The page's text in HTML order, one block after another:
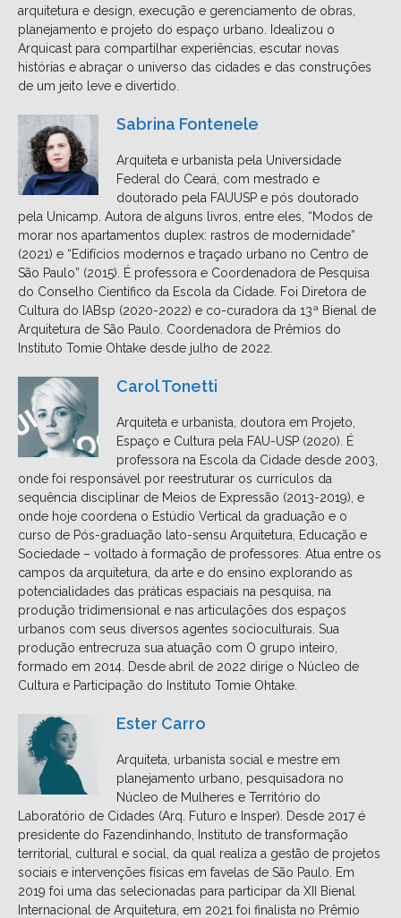
arquitetura e design, execução e gerenciamento de obras,
planejamento e projeto do espaço urbano. Idealizou o
Arquicast para compartilhar experiências, escutar novas
histórias e abraçar o universo das cidades e das construções
de um jeito leve e divertido.
Sabrina Fontenele
Arquiteta e urbanista pela Universidade
Federal do Ceará, com mestrado e
doutorado pela FAUUSP e pós doutorado
pela Unicamp. Autora de alguns livros, entre eles, “Modos de
morar nos apartamentos duplex: rastros de modernidade”
(2021) e “Edifícios modernos e traçado urbano no Centro de
São Paulo” (2015). É professora e Coordenadora de Pesquisa
do Conselho Científico da Escola da Cidade. Foi Diretora de
Cultura do IABsp (2020-2022) e co-curadora da 13ª Bienal de
Arquitetura de São Paulo. Coordenadora de Prêmios do
Instituto Tomie Ohtake desde julho de 2022.
Carol Tonetti
Arquiteta e urbanista, doutora em Projeto,
Espaço e Cultura pela FAU-USP (2020). É
professora na Escola da Cidade desde 2003,
onde foi responsável por reestruturar os currículos da
sequência disciplinar de Meios de Expressão (2013-2019), e
onde hoje coordena o Estúdio Vertical da graduação e o
curso de Pós-graduação lato-sensu Arquitetura, Educação e
Sociedade – voltado à formação de professores. Atua entre os
campos da arquitetura, da arte e do ensino explorando as
potencialidades das práticas espaciais na pesquisa, na
produção tridimensional e nas articulações dos espaços
urbanos com seus diversos agentes socioculturais. Sua
produção entrecruza sua atuação com O grupo inteiro,
formado em 2014. Desde abril de 2022 dirige o Núcleo de
Cultura e Participação do Instituto Tomie Ohtake.
Ester Carro
Arquiteta, urbanista social e mestre em
planejamento urbano, pesquisadora no
Núcleo de Mulheres e Território do
Laboratório de Cidades (Arq. Futuro e Insper). Desde 2017 é
presidente do Fazendinhando, Instituto de transformação
territorial, cultural e social, da qual realiza a gestão de projetos
sociais e intervenções físicas em favelas de São Paulo. Em
2019 foi uma das selecionadas para participar da XII Bienal
Internacional de Arquitetura, em 2021 foi finalista no Prêmio